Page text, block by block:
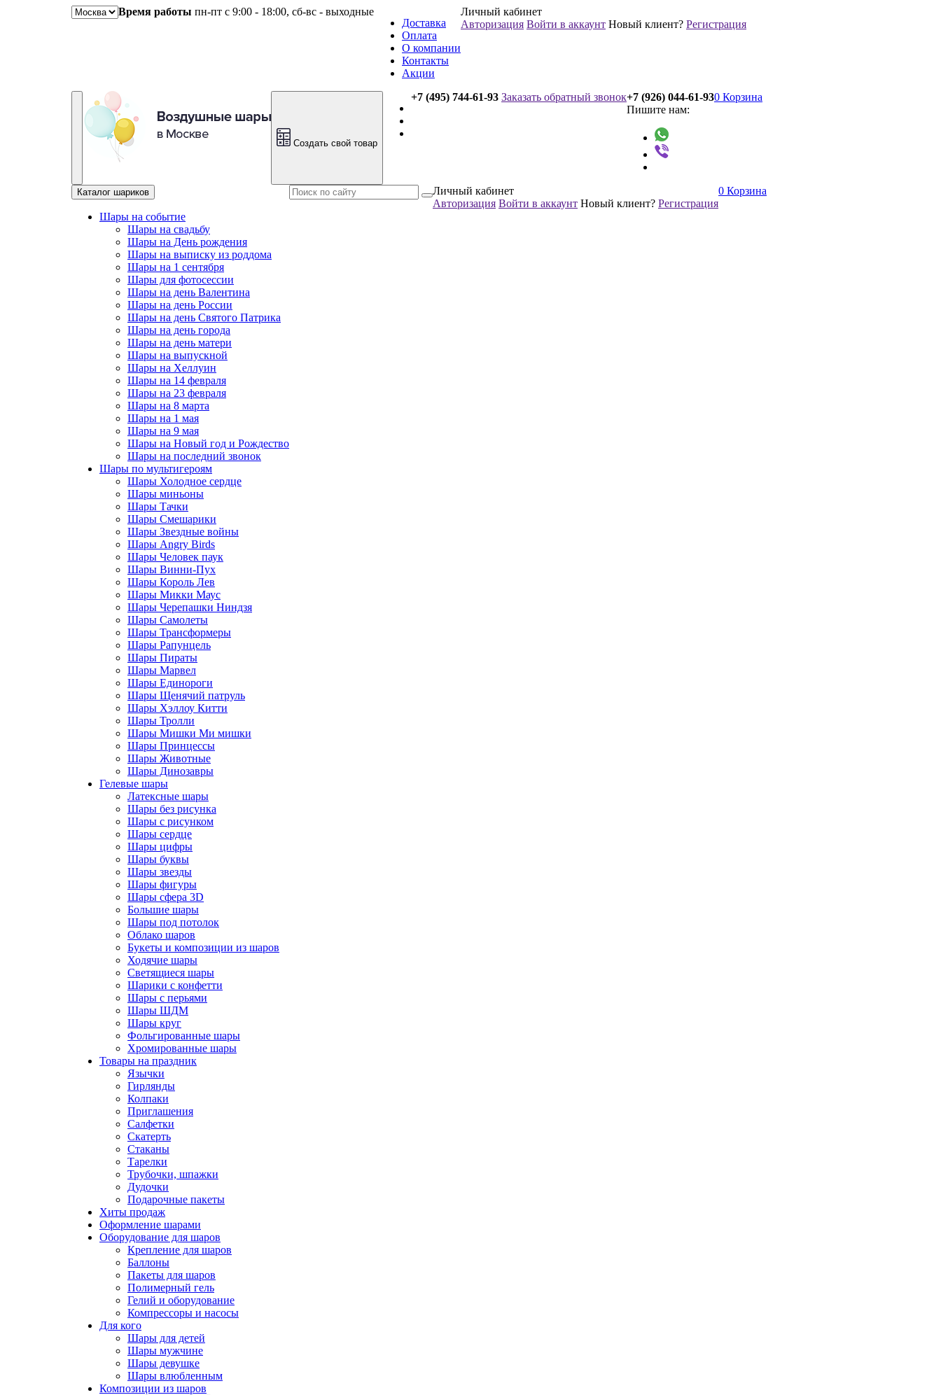
Время работы пн-пт с 9:00 - 18:00, сб-вс - выходные
Доставка
Оплата
О компании
Контакты
Акции
Личный кабинет
Авторизация Войти в аккаунт Новый клиент? Регистрация
Создать свой товар
+7 (495) 744-61-93 Заказать обратный звонок+7 (926) 044-61-93
Пишите нам:
0 Корзина
Каталог шариков
Шары на событие
Шары на свадьбу
Шары на День рождения
Шары на выписку из роддома
Шары на 1 сентября
Шары для фотосессии
Шары на день Валентина
Шары на день России
Шары на день Святого Патрика
Шары на день города
Шары на день матери
Шары на выпускной
Шары на Хеллуин
Шары на 14 февраля
Шары на 23 февраля
Шары на 8 марта
Шары на 1 мая
Шары на 9 мая
Шары на Новый год и Рождество
Шары на последний звонок
Шары по мультигероям
Шары Холодное сердце
Шары миньоны
Шары Тачки
Шары Смешарики
Шары Звездные войны
Шары Angry Birds
Шары Человек паук
Шары Винни-Пух
Шары Король Лев
Шары Микки Маус
Шары Черепашки Ниндзя
Шары Самолеты
Шары Трансформеры
Шары Рапунцель
Шары Пираты
Шары Марвел
Шары Единороги
Шары Щенячий патруль
Шары Хэллоу Китти
Шары Тролли
Шары Мишки Ми мишки
Шары Принцессы
Шары Животные
Шары Динозавры
Гелевые шары
Латексные шары
Шары без рисунка
Шары с рисунком
Шары сердце
Шары цифры
Шары буквы
Шары звезды
Шары фигуры
Шары сфера 3D
Большие шары
Шары под потолок
Облако шаров
Букеты и композиции из шаров
Ходячие шары
Светящиеся шары
Шарики с конфетти
Шары с перьями
Шары ШДМ
Шары круг
Фольгированные шары
Хромированные шары
Товары на праздник
Язычки
Гирлянды
Колпаки
Приглашения
Салфетки
Скатерть
Стаканы
Тарелки
Трубочки, шпажки
Дудочки
Подарочные пакеты
Хиты продаж
Оформление шарами
Оборудование для шаров
Крепление для шаров
Баллоны
Пакеты для шаров
Полимерный гель
Гелий и оборудование
Компрессоры и насосы
Для кого
Шары для детей
Шары мужчине
Шары девушке
Шары влюбленным
Композиции из шаров
Личный кабинет
Авторизация Войти в аккаунт Новый клиент? Регистрация
0 Корзина